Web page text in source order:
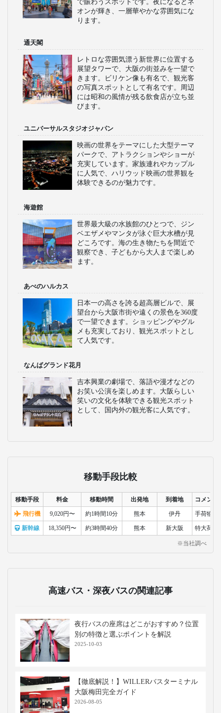
大阪城
豊臣秀吉が築いた歴史的な城郭で、広
大な公園内に位置し、桜の名所として
絶景が楽しめます。博物館も併設され
ます。
道頓堀
グリコの看板やかに道楽が並ぶ賑やか
オンが輝き、一層華やかな雰囲気にな
ります。
通天閣
の写真スポットとして有名です。周辺
には昭和の風情が残る飲食店が立ち並
びます。
ユニバーサルスタジオジャパン
パークで、アトラクションやショーが
に人気で、ハリウッド映画の世界観を
体験できるのが魅力です。
海遊館
ます。
あべのハルカス
日本一の高さを誇る超高層ビルで、展
望台から大阪市街や遠くの景色を360度
で一望できます。ショッピングやグル
メも充実しており、観光スポットとし
て人気です。
吉本興業の劇場で、落語や漫才などの
として、国内外の観光客に人気です。
移動手段比較
移動手段 料金